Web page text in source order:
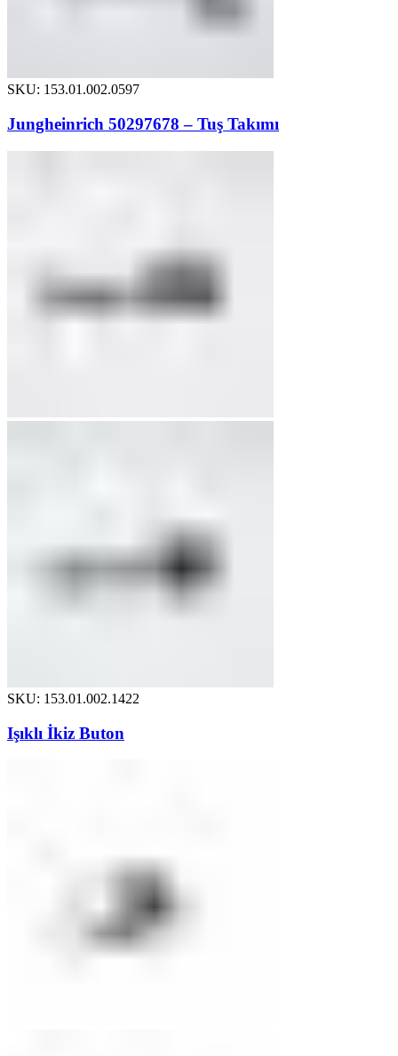
SKU: 153.01.002.0597
Jungheinrich 50297678 – Tuş Takımı
SKU: 153.01.002.1422
Işıklı İkiz Buton